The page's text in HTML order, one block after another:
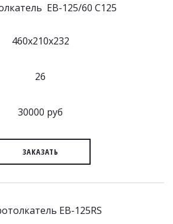
EB-125/60 C125
460x210x232
26
30000 руб
ЗАКАЗАТЬ
EB-125RS